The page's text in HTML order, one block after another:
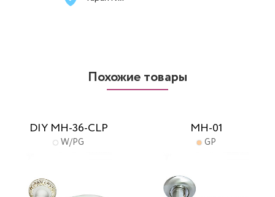
Похожие товары
DIY MH-36-CLP
W/PG
MH-01
GP